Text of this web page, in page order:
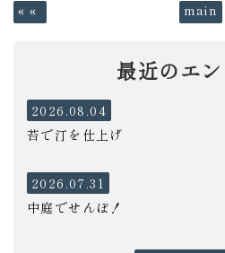
« main
最近のエ
2026.08.04
苔で汀を仕上げ
2026.07.31
中庭でせんぼ！